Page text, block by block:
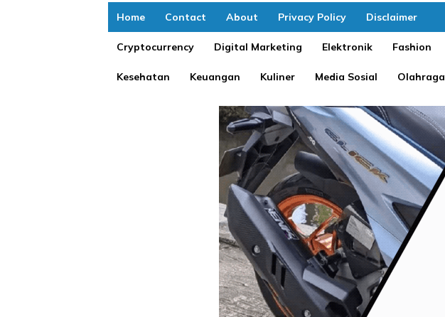
Home Contact About Privacy Policy Disclaimer
Cryptocurrency Digital Marketing Elektronik Fashion
Kesehatan Keuangan Kuliner Media Sosial Olahraga